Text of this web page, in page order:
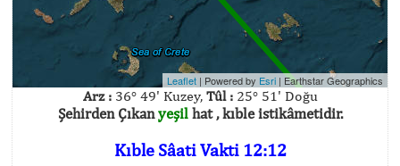
Leaflet | Powered by Esri | Earthstar Geographics
Arz :36° 49' Kuzey, Tûl :25° 51' Doğu
Şehirden Çıkanyeşilhat , kıble istikâmetidir.
Kıble Sâati Vakti 12:12